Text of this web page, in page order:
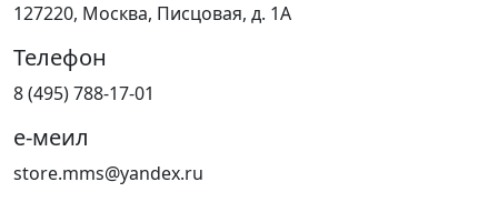
127220, Москва, Писцовая, д. 1А
Телефон
8 (495) 788-17-01
е-меил
store.mms@yandex.ru